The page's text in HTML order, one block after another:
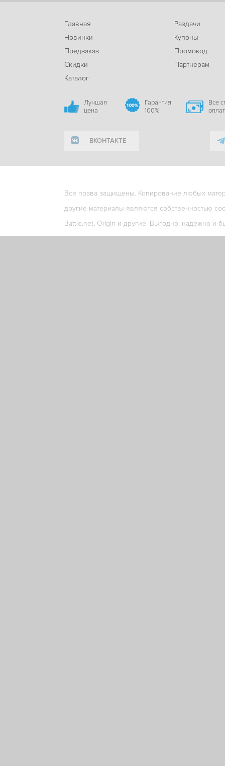
Главная
Новинки
Предзаказ
Скидки
Каталог
Раздачи
Купоны
Промокод
Партнерам
Лучшая
цена
Гарантия
100%
Все
ВКОНТАКТЕ
Все права защищены. Копирование любых
другие материалы являются собственностью
Battle.net, Origin и другие. Выгодно, надежно и